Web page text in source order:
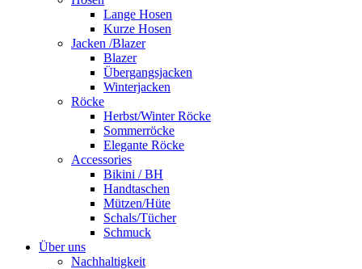
Lange Hosen
Kurze Hosen
Jacken /Blazer
Blazer
Übergangsjacken
Winterjacken
Röcke
Herbst/Winter Röcke
Sommerröcke
Elegante Röcke
Accessories
Bikini / BH
Handtaschen
Mützen/Hüte
Schals/Tücher
Schmuck
Über uns
Nachhaltigkeit